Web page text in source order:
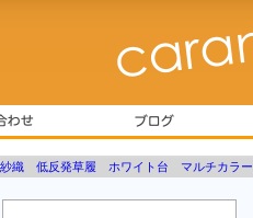
ー紗織 低反発草履 ホワイト台 マルチカラー